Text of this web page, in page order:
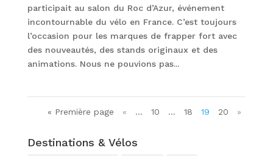
participait au salon du Roc d’Azur, événement
incontournable du vélo en France. C’est toujours
l’occasion pour les marques de frapper fort avec
des nouveautés, des stands originaux et des
animations. Nous ne pouvions pas...
« Première page « … 10 … 18 19 20 »
Destinations & Vélos